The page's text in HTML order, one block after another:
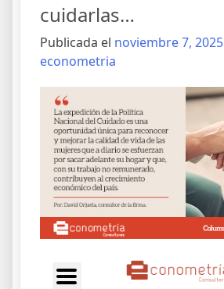
cuidarlas…
Publicada el noviembre 7, 2025
econometria